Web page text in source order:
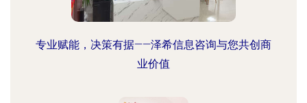
专业赋能，决策有据——泽希信息咨询与您共创商
业价值